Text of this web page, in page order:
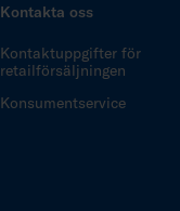
Kontakta oss
Kontaktuppgifter för
retailförsäljningen
Konsumentservice